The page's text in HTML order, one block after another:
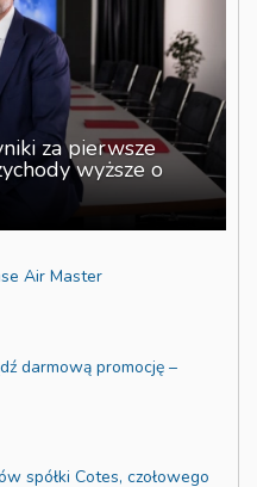
za pierwsze
wyższe o
Air Master
darmową promocję –
spółki Cotes, czołowego